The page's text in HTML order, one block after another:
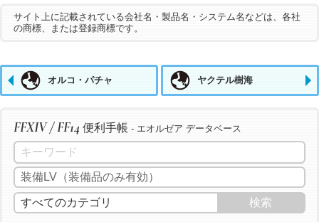
サイト上に記載されている会社名・製品名・システム名などは、各社
の商標、または登録商標です。
オルコ・パチャ ヤクテル樹海
FFXIV / FF14 便利手帳 - エオルゼア データベース